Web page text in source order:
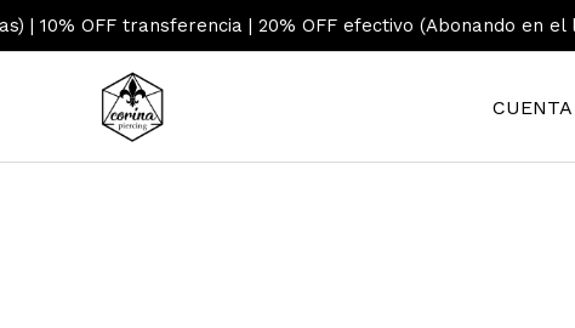
| 10% OFF transferencia | 20% OFF efectivo (Abonando en el
CUENTA